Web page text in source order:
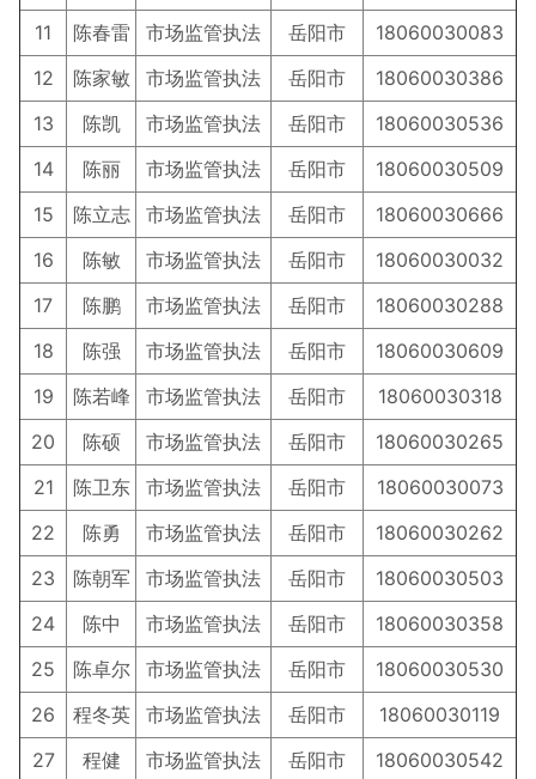
11
陈春雷 市场监管执法 岳阳市
18060030083
12
陈家敏 市场监管执法 岳阳市
18060030386
13
陈凯 市场监管执法 岳阳市
18060030536
14
陈丽 市场监管执法 岳阳市
18060030509
15
陈立志 市场监管执法 岳阳市
18060030666
16
陈敏 市场监管执法 岳阳市
18060030032
17
陈鹏 市场监管执法 岳阳市
18060030288
18
陈强 市场监管执法 岳阳市
18060030609
19
陈若峰 市场监管执法 岳阳市
18060030318
20
陈硕 市场监管执法 岳阳市
18060030265
21
陈卫东 市场监管执法 岳阳市
18060030073
22
陈勇 市场监管执法 岳阳市
18060030262
23
陈朝军 市场监管执法 岳阳市
18060030503
24
陈中 市场监管执法 岳阳市
18060030358
25
陈卓尔 市场监管执法 岳阳市
18060030530
26
程冬英 市场监管执法 岳阳市
18060030119
27
程健 市场监管执法 岳阳市
18060030542